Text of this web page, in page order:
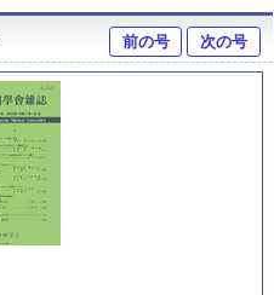
前の号 次の号